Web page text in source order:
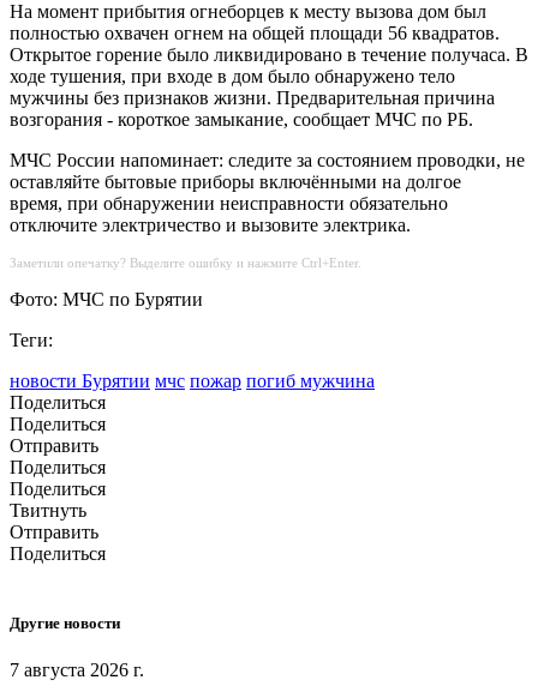
На момент прибытия огнеборцев к месту вызова дом был
полностью охвачен огнем на общей площади 56 квадратов.
Открытое горение было ликвидировано в течение получаса. В
ходе тушения, при входе в дом было обнаружено тело
мужчины без признаков жизни. Предварительная причина
возгорания - короткое замыкание, сообщает МЧС по РБ.
МЧС России напоминает: следите за состоянием проводки, не
оставляйте бытовые приборы включёнными на долгое
время, при обнаружении неисправности обязательно
отключите электричество и вызовите электрика.
Заметили опечатку? Выделите ошибку и нажмите Ctrl+Enter.
Фото: МЧС по Бурятии
Теги:
новости Бурятии мчс пожар погиб мужчина
Поделиться
Поделиться
Отправить
Поделиться
Поделиться
Твитнуть
Отправить
Поделиться
Другие новости
7 августа 2026 г.